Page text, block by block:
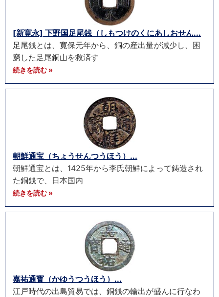
[新寛永] 下野国足尾銭（しもつけのくにあしおせん...
足尾銭とは、寛保元年から、銅の産出量が減少し、困
窮した足尾銅山を救済す
続きを読む »
朝鮮通宝（ちょうせんつうほう）...
朝鮮通宝とは、1425年から李氏朝鮮によって鋳造され
た銅銭で、日本国内
続きを読む »
嘉祐通寳（かゆうつうほう）...
江戸時代の出島貿易では、銅銭の輸出が盛んに行なわ